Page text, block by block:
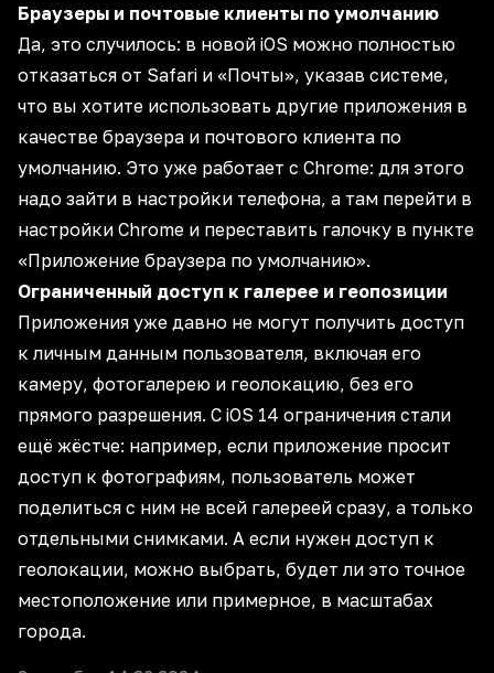
Браузеры и почтовые клиенты по умолчанию
Да, это случилось: в новой iOS можно полностью
отказаться от Safari и «Почты», указав системе,
что вы хотите использовать другие приложения в
качестве браузера и почтового клиента по
умолчанию. Это уже работает с Chrome: для этого
надо зайти в настройки телефона, а там перейти в
настройки Chrome и переставить галочку в пункте
«Приложение браузера по умолчанию».
Ограниченный доступ к галерее и геопозиции
Приложения уже давно не могут получить доступ
к личным данным пользователя, включая его
камеру, фотогалерею и геолокацию, без его
прямого разрешения. С iOS 14 ограничения стали
ещё жёстче: например, если приложение просит
доступ к фотографиям, пользователь может
поделиться с ним не всей галереей сразу, а только
отдельными снимками. А если нужен доступ к
геолокации, можно выбрать, будет ли это точное
местоположение или примерное, в масштабах
города.